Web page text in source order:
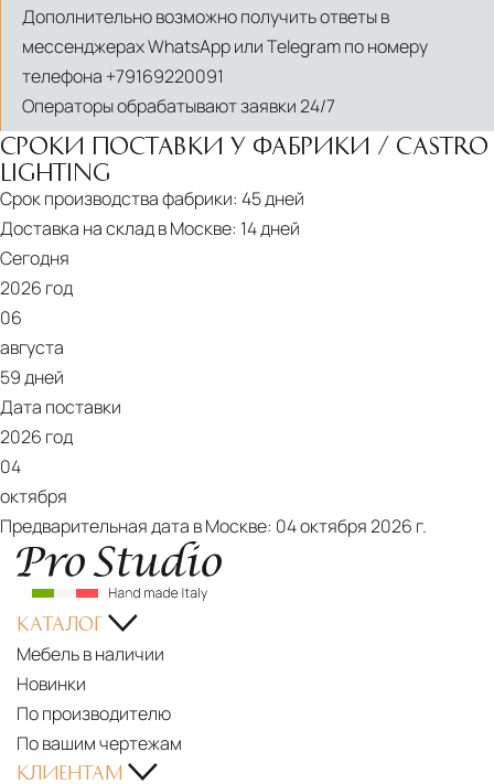
HANDMADE
MODERN
CHANDELIER
MASTERY
WALL
LIGHT
|
HANDMADE
WALL
SCONCES
FOR
MODERN
INTERIOR
DESIGN
PROJECTS
GOLDEN
EYE
MIRROR
|
OXIDIZED
HANDMADE
MIRROR
FURNITURE
HALMA
PENDANT
|
Дополнительно возможно получить ответы в
мессенджерах WhatsApp или Telegram по номеру
телефона +79169220091
Операторы обрабатывают заявки 24/7
СРОКИ ПОСТАВКИ У ФАБРИКИ / CASTRO
LIGHTING
Срок производства фабрики: 45 дней
Доставка на склад в Москве: 14 дней
Сегодня
2026 год
06
августа
59 дней
Дата поставки
2026 год
04
октября
Предварительная дата в Москве: 04 октября 2026 г.
КАТАЛОГ
Мебель в наличии
Новинки
По производителю
По вашим чертежам
КЛИЕНТАМ